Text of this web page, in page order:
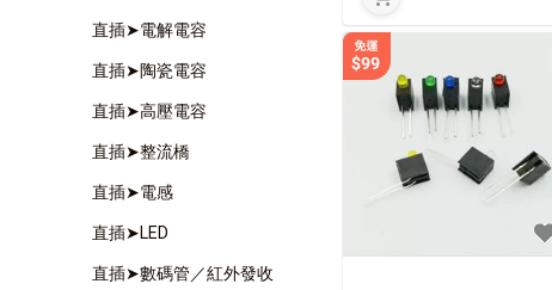
直插➤電解電容
直插➤陶瓷電容
直插➤高壓電容
直插➤整流橋
直插➤電感
直插➤LED
直插➤數碼管／紅外發收